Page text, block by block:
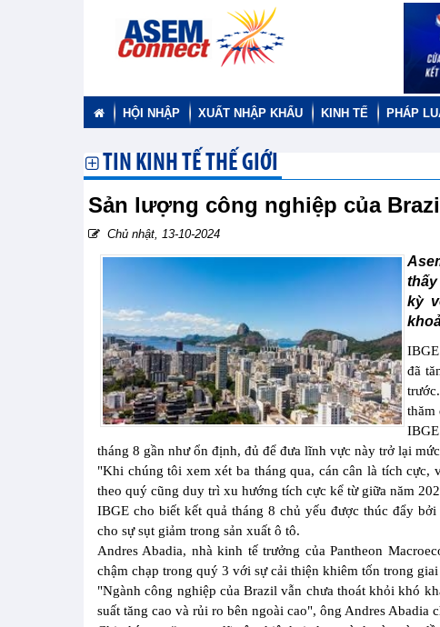
HỘI NHẬP XUẤT NHẬP KHẨU KINH TẾ PHÁP
TIN KINH TẾ THẾ GIỚI
Sản lượng công nghiệp của
Chủ nhật, 13-10-2024
kỳ
đã
thăm
tháng 8 gần như ổn định, đủ để đưa lĩnh vực này trở lại
"Khi chúng tôi xem xét ba tháng qua, cán cân là tích
theo quý cũng duy trì xu hướng tích cực kể từ giữa năm
IBGE cho biết kết quả tháng 8 chủ yếu được thúc đẩy
cho sự sụt giảm trong sản xuất ô tô.
Andres Abadia, nhà kinh tế trưởng của Pantheon
chậm chạp trong quý 3 với sự cải thiện khiêm tốn trong
"Ngành công nghiệp của Brazil vẫn chưa thoát khỏi khó
suất tăng cao và rủi ro bên ngoài cao", ông Andres Abadia